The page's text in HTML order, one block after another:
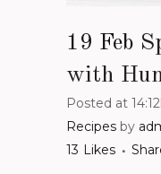
19 Feb
with
Posted at
Recipes by
13 Likes